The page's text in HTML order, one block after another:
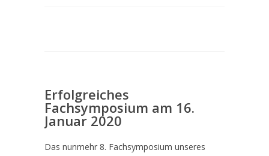
Erfolgreiches
Fachsymposium am 16.
Januar 2020
Das nunmehr 8. Fachsymposium unseres